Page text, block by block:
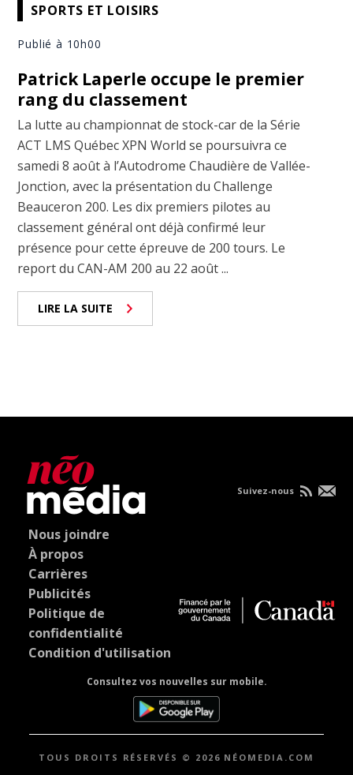
SPORTS ET LOISIRS
Publié à 10h00
Patrick Laperle occupe le premier
rang du classement
La lutte au championnat de stock-car de la Série
ACT LMS Québec XPN World se poursuivra ce
samedi 8 août à l’Autodrome Chaudière de Vallée-
Jonction, avec la présentation du Challenge
Beauceron 200. Les dix premiers pilotes au
classement général ont déjà confirmé leur
présence pour cette épreuve de 200 tours. Le
report du CAN-AM 200 au 22 août ...
LIRE LA SUITE
Nous joindre
À propos
Carrières
Publicités
Politique de
confidentialité
Condition d'utilisation
Consultez vos nouvelles sur mobile.
Suivez-nous
TOUS DROITS RÉSERVÉS © 2026 NÉOMEDIA.COM